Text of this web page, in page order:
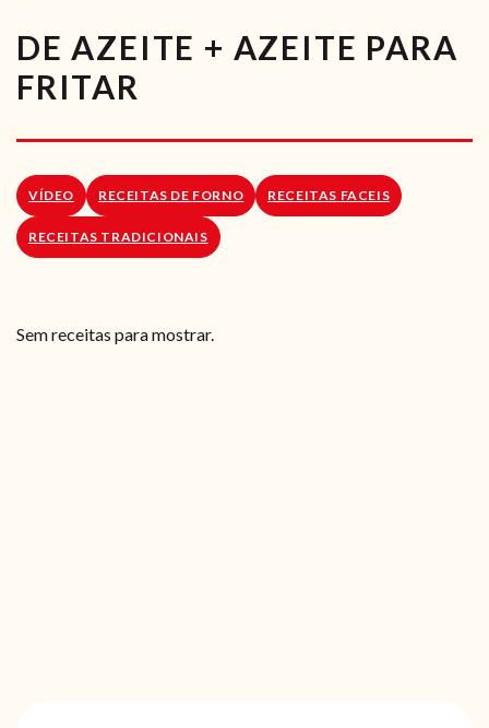
VÍDEOS
LOJA ONLINE
DE AZEITE + AZEITE PARA
FRITAR
VÍDEO RECEITAS DE FORNO RECEITAS FACEIS
RECEITAS TRADICIONAIS
Sem receitas para mostrar.